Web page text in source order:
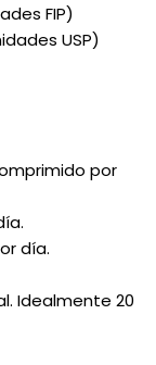
FIP)
USP)
por
día.
Idealmente 20